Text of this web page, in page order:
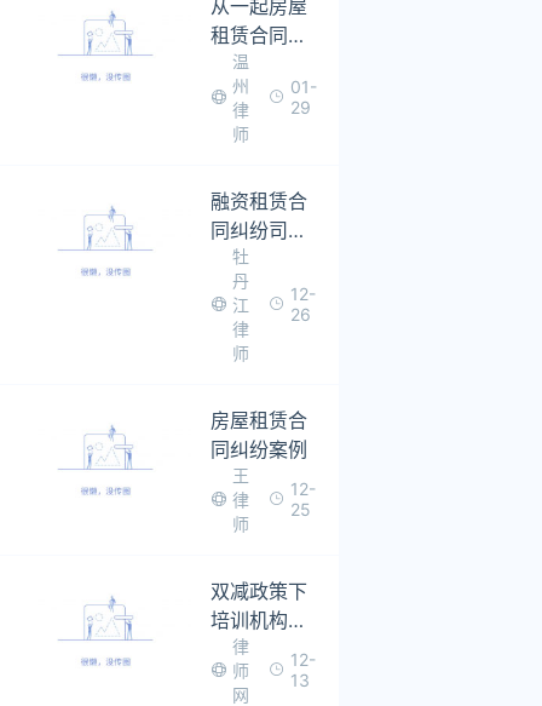
从一起房屋
租赁合同纠
纷案谈合同
解除后的损
失赔偿
温
州
律
师
01-
29
融资租赁合
同纠纷司法
解释
牡
丹
江
律
师
12-
26
房屋租赁合
同纠纷案例
王
律
师
12-
25
双减政策下
培训机构与
出租人房屋
租赁合同纠
律
师
网
12-
13